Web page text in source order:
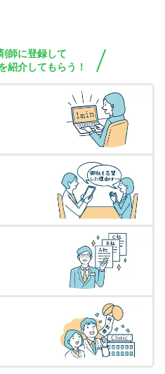
師に登録して
紹介してもらう！